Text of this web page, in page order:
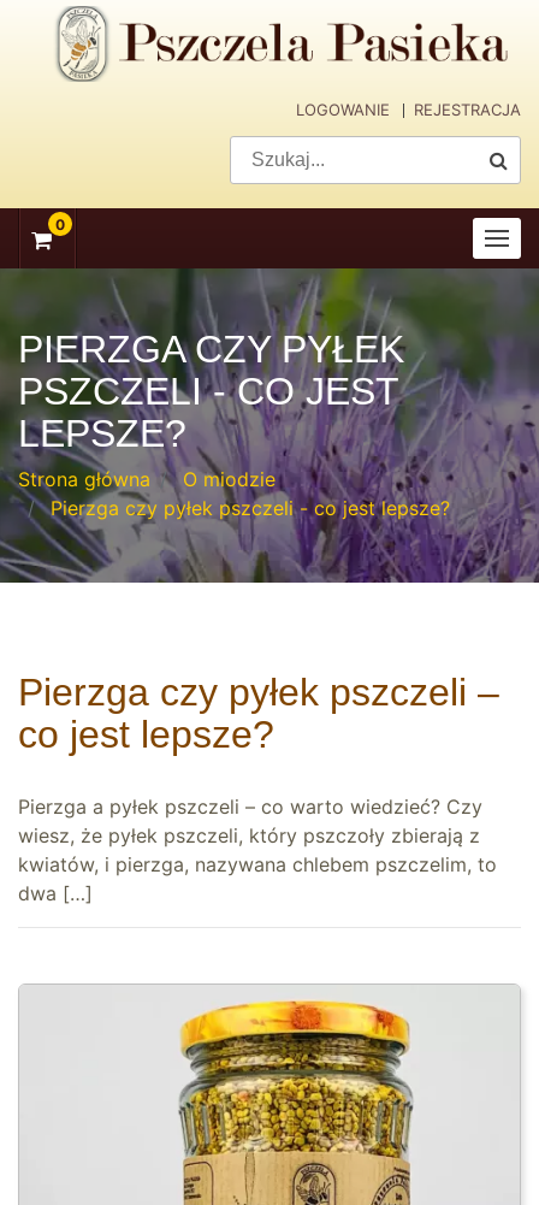
navigation
LOGOWANIE REJESTRACJA
0
PIERZGA CZY PYŁEK
PSZCZELI - CO JEST
LEPSZE?
Strona główna
O miodzie
Pierzga czy pyłek pszczeli - co jest lepsze?
Pierzga czy pyłek pszczeli –
co jest lepsze?
Pierzga a pyłek pszczeli – co warto wiedzieć? Czy
wiesz, że pyłek pszczeli, który pszczoły zbierają z
kwiatów, i pierzga, nazywana chlebem pszczelim, to
dwa […]